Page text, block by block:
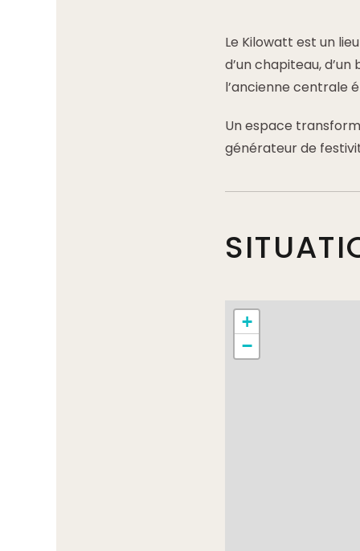
Le Kilowatt est un
d’un chapiteau,
l’ancienne centrale
Un espace
générateur de
+
−